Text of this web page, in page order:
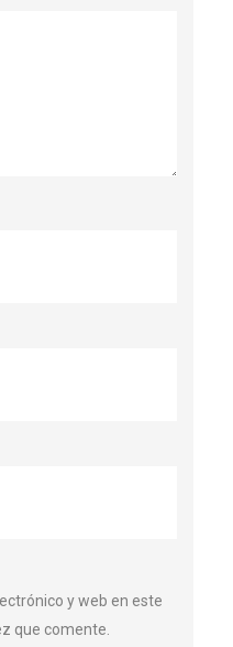
y web en este
que comente.